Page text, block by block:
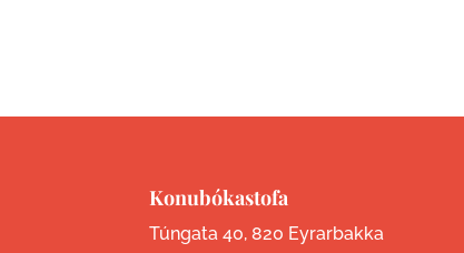
Konubókastofa
Túngata 40, 820 Eyrarbakka